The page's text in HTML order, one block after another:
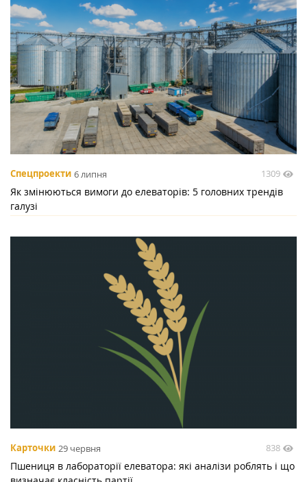
Спецпроекти 6 липня 1309
Як змінюються вимоги до елеваторів: 5 головних трендів
галузі
Карточки 29 червня 838
Пшениця в лабораторії елеватора: які аналізи роблять і що